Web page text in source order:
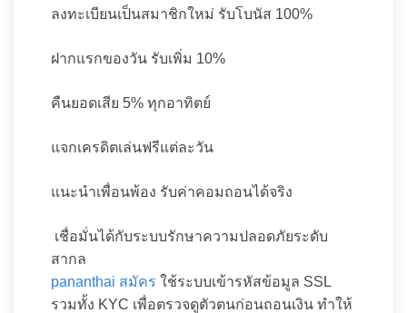
ลงทะเบียนเป็นสมาชิกใหม่ รับโบนัส 100%
ฝากแรกของวัน รับเพิ่ม 10%
คืนยอดเสีย 5% ทุกอาทิตย์
แจกเครดิตเล่นฟรีแต่ละวัน
แนะนำเพื่อนพ้อง รับค่าคอมถอนได้จริง
️ เชื่อมั่นได้กับระบบรักษาความปลอดภัยระดับ
สากล
pananthai สมัคร ใช้ระบบเข้ารหัสข้อมูล SSL
รวมทั้ง KYC เพื่อตรวจดูตัวตนก่อนถอนเงิน ทำให้